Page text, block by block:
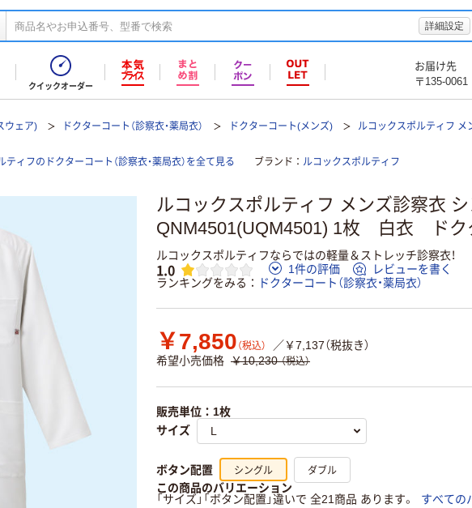
詳細設定
クイックオーダー
お届け先
〒135-0061
ウェア) ドクターコート（診察衣・薬局衣） ドクターコート(メンズ) ルコックスポルティフ メ
ティフのドクターコート（診察衣・薬局衣）を全て見る ブランド ルコックスポルティフ
ルコックスポルティフ メンズ診察衣
QNM4501(UQM4501) 1枚 白衣 ドク
ルコックスポルティフならではの軽量＆ストレッチ診察衣！
1.0 1件の評価
レビューを書く
ランキングをみる
ドクターコート（診察衣・薬局衣）
￥7,850 （税込）
／￥7,137（税抜き）
希望小売価格 ￥10,230 （税込）
販売単位：1枚
サイズ
ボタン配置 シングル ダブル
この商品のバリエーション
「サイズ」「ボタン配置」違いで 全21商品 あります。
すべての